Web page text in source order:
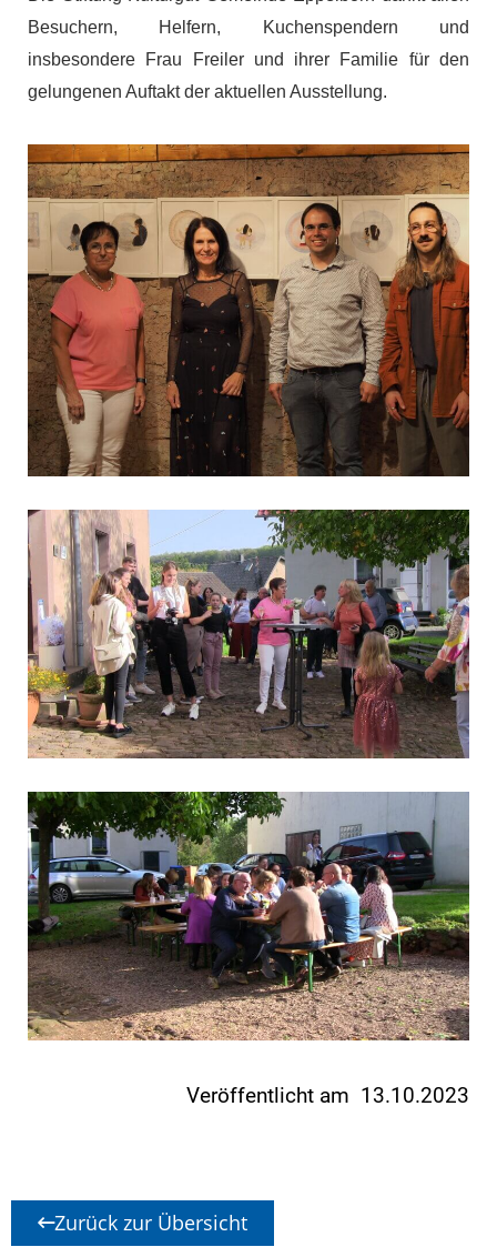
Besuchern, Helfern, Kuchenspendern und
insbesondere Frau Freiler und ihrer Familie für den
gelungenen Auftakt der aktuellen Ausstellung.
Veröffentlicht am 13.10.2023
Zurück zur Übersicht